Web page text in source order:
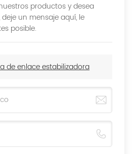
productos y desea
un mensaje aquí, le
posible.
de enlace estabilizadora